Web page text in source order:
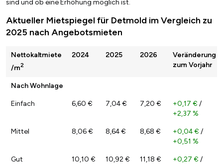
sind und ob eine Erhöhung möglich ist.
Aktueller Mietspiegel für Detmold im Vergleich zu
2025 nach Angebotsmieten
Nettokaltmiete
/m2
2024 2025 2026
Veränderung
zum Vorjahr
Nach Wohnlage
Einfach 6,60 € 7,04 € 7,20 € +0,17 € /
+2,37 %
Mittel 8,06 € 8,64 € 8,68 € +0,04 € /
+0,51 %
Gut 10,10 € 10,92 € 11,18 € +0,27 € /